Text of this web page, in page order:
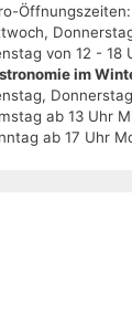
von 12 - 18
im
ab 13 Uhr
ab 17 Uhr